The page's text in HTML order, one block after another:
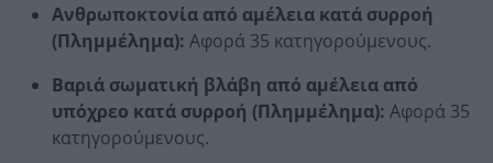
Ανθρωποκτονία από αμέλεια κατά συρροή
(Πλημμέλημα): Αφορά 35 κατηγορούμενους.
Βαριά σωματική βλάβη από αμέλεια από
υπόχρεο κατά συρροή (Πλημμέλημα): Αφορά 35
κατηγορούμενους.